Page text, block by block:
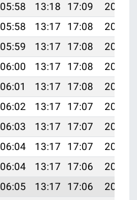
05:58 13:18 17:09
20:28
05:58 13:17 17:08
20:27
05:59 13:17 17:08
20:26
06:00 13:17 17:08
20:25
06:01 13:17 17:08
20:24
06:02 13:17 17:07
20:23
06:03 13:17 17:07
20:22
06:04 13:17 17:07
20:21
06:04 13:17 17:06
20:20
06:05 13:17 17:06
20:19